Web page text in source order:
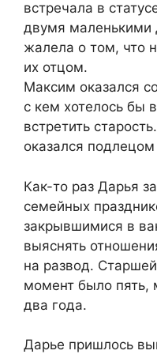
встречала в
двумя маленькими
жалела о том, что
их отцом.
Максим оказался
с кем хотелось бы
встретить
оказался
Как-то раз Дарья
семейных
закрывшимися в
выяснять
на развод.
момент было
два года.
Дарье пришлось